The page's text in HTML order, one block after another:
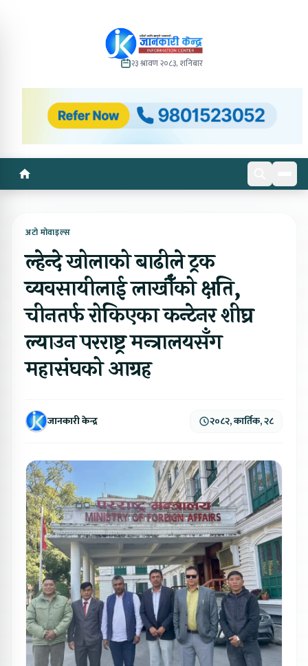
२३ श्रावण २०८३, शनिबार
अटो मोवाइल्स
ल्हेन्दे खोलाको बाढीले ट्रक
व्यवसायीलाई लाखौँको क्षति,
चीनतर्फ रोकिएका कन्टेनर शीघ्र
ल्याउन परराष्ट्र मन्त्रालयसँग
महासंघको आग्रह
जानकारी केन्द्र २०८२, कार्तिक, २८